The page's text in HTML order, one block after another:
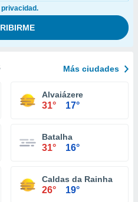
privacidad.
Más ciudades
Alvaiázere
31° 17°
Batalha
31° 16°
Caldas da Rainha
26° 19°